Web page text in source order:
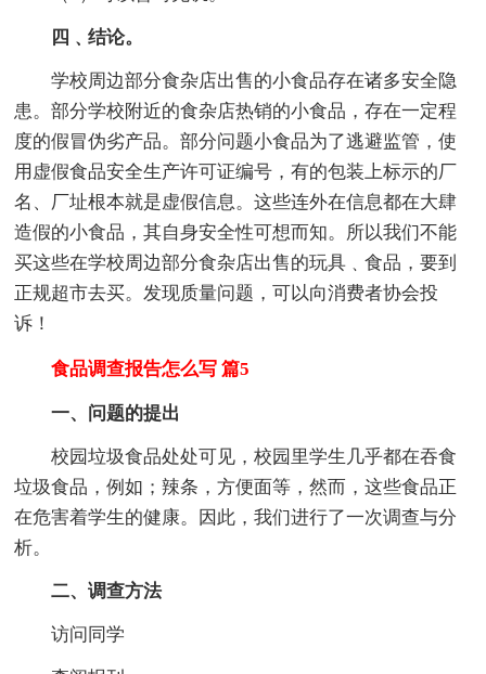
四﹑结论。
学校周边部分食杂店出售的小食品存在诸多安全隐
患。部分学校附近的食杂店热销的小食品，存在一定程
度的假冒伪劣产品。部分问题小食品为了逃避监管，使
用虚假食品安全生产许可证编号，有的包装上标示的厂
名、厂址根本就是虚假信息。这些连外在信息都在大肆
造假的小食品，其自身安全性可想而知。所以我们不能
买这些在学校周边部分食杂店出售的玩具﹑食品，要到
正规超市去买。发现质量问题，可以向消费者协会投
诉！
食品调查报告怎么写 篇5
一、问题的提出
校园垃圾食品处处可见，校园里学生几乎都在吞食
垃圾食品，例如；辣条，方便面等，然而，这些食品正
在危害着学生的健康。因此，我们进行了一次调查与分
析。
二、调查方法
访问同学